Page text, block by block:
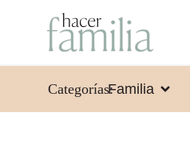
Categorías:Familia